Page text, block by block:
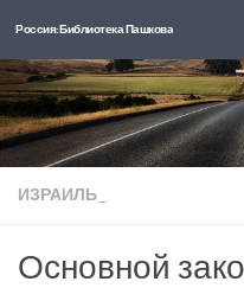
Перейти к
Россия: Библиотека Пашкова
ИЗРАИЛЬ_
Основной